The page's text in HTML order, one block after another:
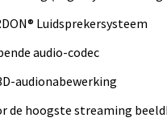
Luidsprekersysteem
audio-codec
audionabewerking
de hoogste streaming